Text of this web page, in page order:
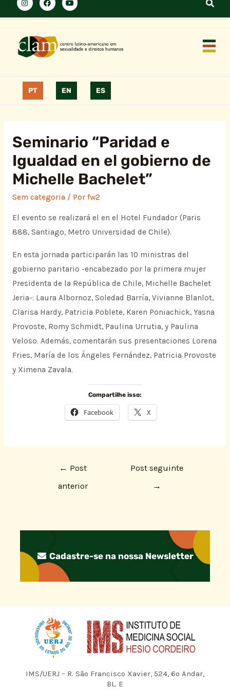
PT EN ES
Seminario “Paridad e
Igualdad en el gobierno de
Michelle Bachelet”
Sem categoria/ Por fw2
El evento se realizará el en el Hotel Fundador (Paris
888, Santiago, Metro Universidad de Chile).
En esta jornada participarán las 10 ministras del
gobierno paritario -encabezado por la primera mujer
Presidenta de la República de Chile, Michelle Bachelet
Jeria-: Laura Albornoz, Soledad Barría, Vivianne Blanlot,
Clarisa Hardy, Patricia Poblete, Karen Poniachick, Yasna
Provoste, Romy Schmidt, Paulina Urrutia, y Paulina
Veloso. Además, comentarán sus presentaciones Lorena
Fries, María de los Ángeles Fernández, Patricia Provoste
y Ximena Zavala.
Compartilhe isso:
Facebook X
← Post
anterior
Post seguinte
→
Cadastre-se na nossa Newsletter
IMS/UERJ – R. São Francisco Xavier, 524, 6º Andar,
BL. E